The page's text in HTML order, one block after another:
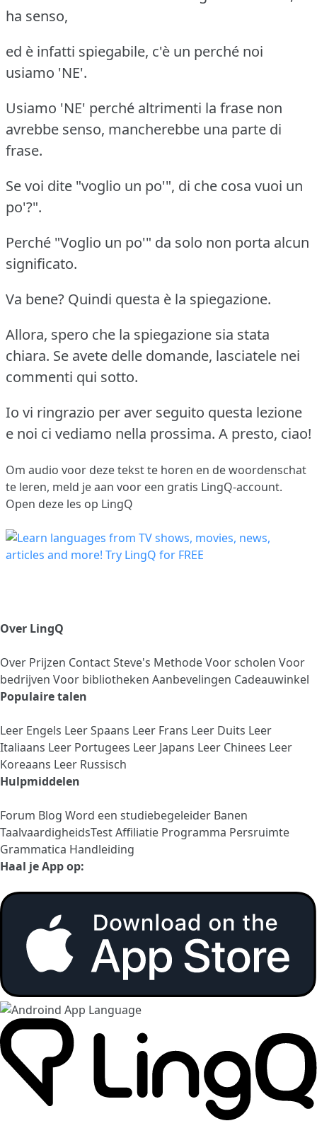
ha senso,
ed è infatti spiegabile, c'è un perché noi
usiamo 'NE'.
Usiamo 'NE' perché altrimenti la frase non
avrebbe senso, mancherebbe una parte di
frase.
Se voi dite "voglio un po'", di che cosa vuoi un
po'?".
Perché "Voglio un po'" da solo non porta alcun
significato.
Va bene? Quindi questa è la spiegazione.
Allora, spero che la spiegazione sia stata
chiara. Se avete delle domande, lasciatele nei
commenti qui sotto.
Io vi ringrazio per aver seguito questa lezione
e noi ci vediamo nella prossima. A presto, ciao!
Om audio voor deze tekst te horen en de woordenschat
te leren, meld je aan voor een gratis LingQ-account.
Open deze les op LingQ
Over LingQ
Over Prijzen ContactSteve's MethodeVoor scholen Voor
bedrijven Voor bibliotheken Aanbevelingen Cadeauwinkel
Populaire talen
Leer Engels Leer Spaans Leer Frans Leer Duits Leer
Italiaans Leer Portugees Leer Japans Leer Chinees Leer
Koreaans Leer Russisch
Hulpmiddelen
Forum Blog Word een studiebegeleider Banen
TaalvaardigheidsTestAffiliatie Programma Persruimte
Grammatica Handleiding
Haal je App op: